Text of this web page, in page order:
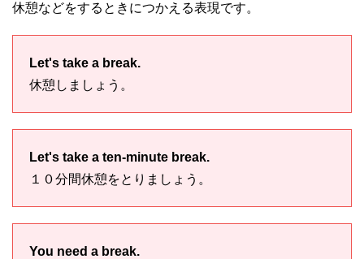
休憩などをするときにつかえる表現です。
Let's take a break.
休憩しましょう。
Let's take a ten-minute break.
１０分間休憩をとりましょう。
You need a break.